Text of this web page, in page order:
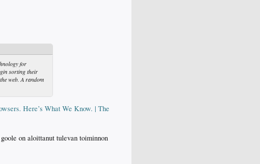
for
sorting their
web. A random
Here’s What We Know. | The
on aloittanut tulevan toiminnon